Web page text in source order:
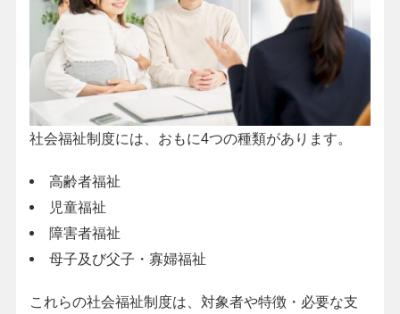
社会福祉制度には、おもに4つの種類があります。
高齢者福祉
児童福祉
障害者福祉
母子及び父子・寡婦福祉
これらの社会福祉制度は、対象者や特徴・必要な支